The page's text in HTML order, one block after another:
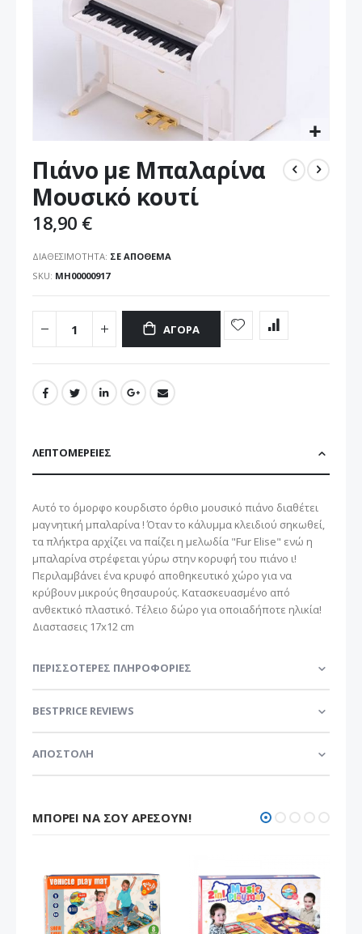
στην
αρχή
της
συλλογής
εικόνων
Πιάνο με Μπαλαρίνα
Μουσικό κουτί
18,90 €
ΔΙΑΘΕΣΙΜΌΤΗΤΑ: ΣΕ ΑΠΌΘΕΜΑ
SKU ΜΗ00000917
ΑΓΟΡΆ
ΛΕΠΤΟΜΈΡΕΙΕΣ
Αυτό το όμορφο κουρδιστο όρθιο μουσικό πιάνο διαθέτει
μαγνητική μπαλαρίνα ! Όταν το κάλυμμα κλειδιού σηκωθεί,
τα πλήκτρα αρχίζει να παίζει η μελωδία "Fur Elise" ενώ η
μπαλαρίνα στρέφεται γύρω στην κορυφή του πιάνο ι!
Περιλαμβάνει ένα κρυφό αποθηκευτικό χώρο για να
κρύβουν μικρούς θησαυρούς. Κατασκευασμένο από
ανθεκτικό πλαστικό. Τέλειο δώρο για οποιαδήποτε ηλικία!
Διαστασεις 17x12 cm
ΠΕΡΙΣΣΌΤΕΡΕΣ ΠΛΗΡΟΦΟΡΊΕΣ
BESTPRICE REVIEWS
ΑΠΟΣΤΟΛΗ
ΜΠΟΡΕΊ ΝΑ ΣΟΥ ΑΡΈΣΟΥΝ!